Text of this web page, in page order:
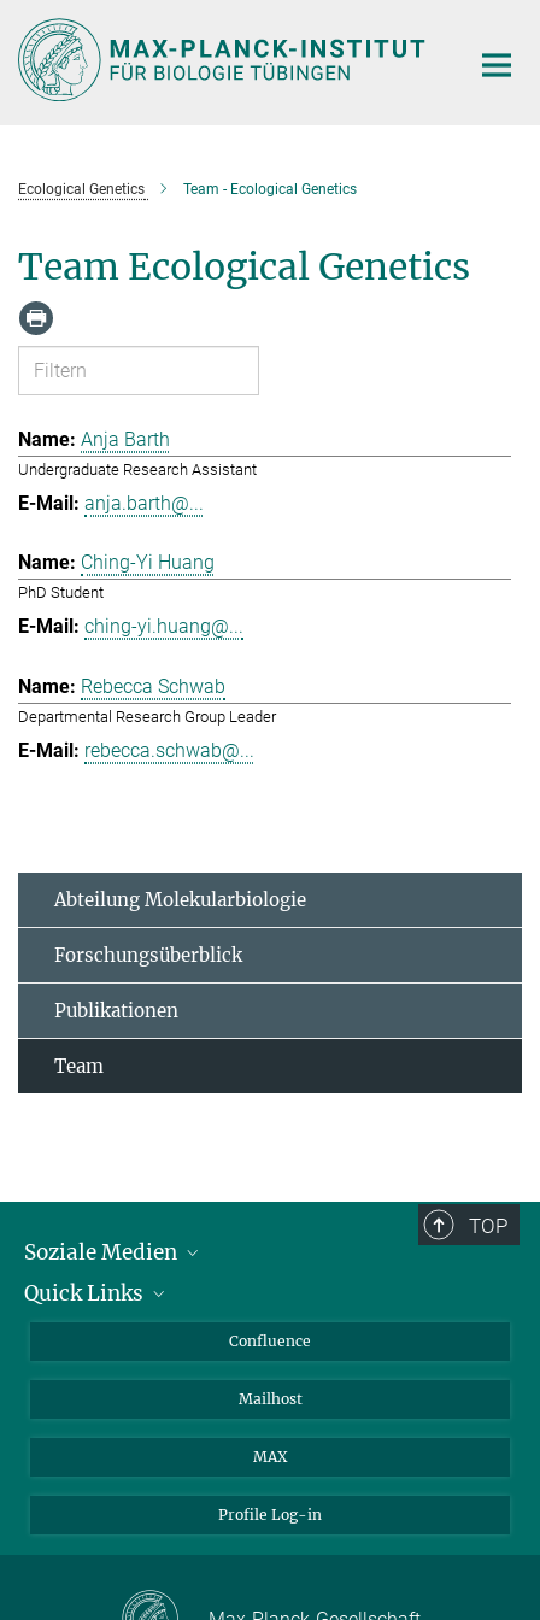
Hauptinhalt
Ecological Genetics Team - Ecological Genetics
Team Ecological Genetics
Anja Barth
Undergraduate Research Assistant
anja.barth@...
Ching-Yi Huang
PhD Student
ching-yi.huang@...
Rebecca Schwab
Departmental Research Group Leader
rebecca.schwab@...
Abteilung Molekularbiologie
Forschungsüberblick
Publikationen
Team
TOP
Soziale Medien
LinkedIn
Quick Links
Für Journalisten und Journalistinnen
Ihr Weg zu uns
Confluence
Mailhost
MAX
Profile Log-in